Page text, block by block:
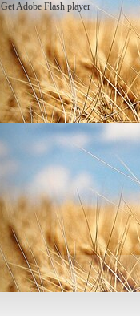
Get Adobe Flash player